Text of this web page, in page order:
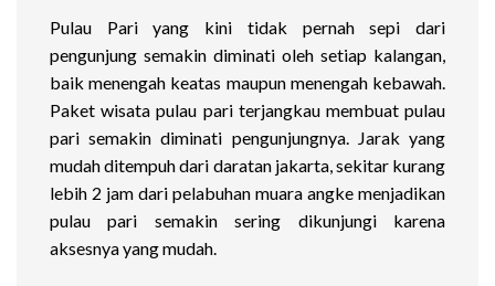
Pulau Pari yang kini tidak pernah sepi dari
pengunjung semakin diminati oleh setiap kalangan,
baik menengah keatas maupun menengah kebawah.
Paket wisata pulau pari terjangkau membuat pulau
pari semakin diminati pengunjungnya. Jarak yang
mudah ditempuh dari daratan jakarta, sekitar kurang
lebih 2 jam dari pelabuhan muara angke menjadikan
pulau pari semakin sering dikunjungi karena
aksesnya yang mudah.